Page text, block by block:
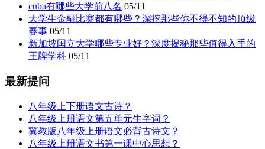
cuba有哪些大学前八名 05/11
大学生金融比赛都有哪些？深挖那些你不得不知的顶级
赛事 05/11
新加坡国立大学哪些专业好？深度揭秘那些值得入手的
王牌学科 05/11
最新提问
八年级上下册语文古诗？
八年级上册语文第五单元生字词？
冀教版八年级上册语文必背古诗文？
八年级上册语文书第一课中心思想？